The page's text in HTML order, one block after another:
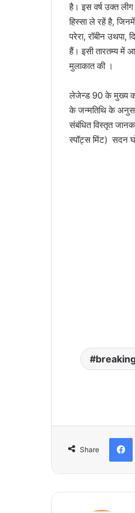
है। इस वर्ष उक्त
हिस्सा ले रहें है,
परेरा, रॉबीन
हैं। इसी तारतम्य में
मुलाकात की ।
लेजेन्ड 90 के मुख्य
के जन्मतिथि के
संबंधित विस्तृत
स्पॉट्स मिंट) सदन
Share